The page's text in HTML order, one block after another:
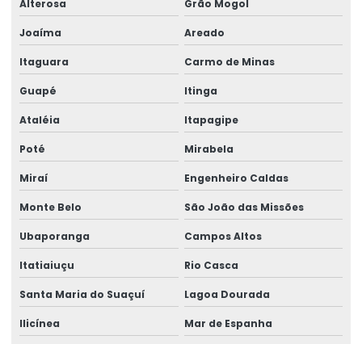
Alterosa Grão Mogol
Joaíma Areado
Itaguara Carmo de Minas
Guapé Itinga
Ataléia Itapagipe
Poté Mirabela
Miraí Engenheiro Caldas
Monte Belo São João das Missões
Ubaporanga Campos Altos
Itatiaiuçu Rio Casca
Santa Maria do Suaçuí Lagoa Dourada
Ilicínea Mar de Espanha